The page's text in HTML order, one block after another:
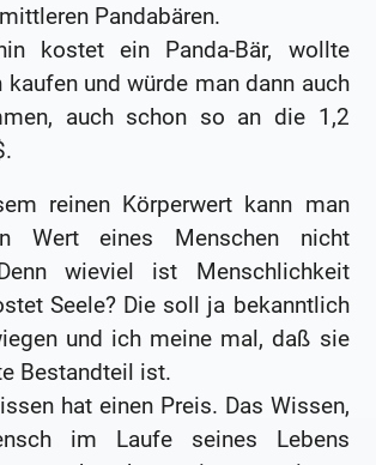
Pandabären.
kostet ein Panda-Bär, wollte
kaufen und würde man dann auch
auch schon so an die 1,2
reinen Körperwert kann man
Wert eines Menschen nicht
wieviel ist Menschlichkeit
Seele? Die soll ja bekanntlich
und ich meine mal, daß sie
Bestandteil ist.
hat einen Preis. Das Wissen,
im Laufe seines Lebens